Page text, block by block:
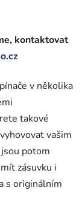
kontaktovat
v několika
takové
vašim
potom
zásuvku i
s originálním